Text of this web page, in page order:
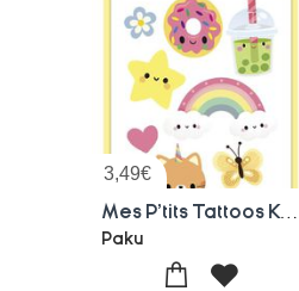
3,49€
Mes P'tits Tattoos Kawaii
Paku